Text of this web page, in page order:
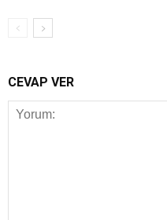
CEVAP VER